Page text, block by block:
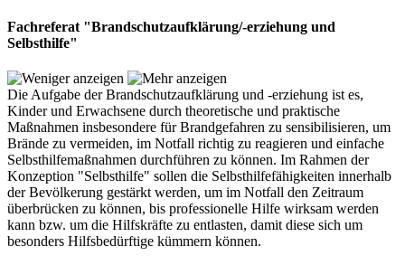
Fachreferat "Brandschutzaufklärung/-erziehung und
Selbsthilfe"
Die Aufgabe der Brandschutzaufklärung und -erziehung ist es,
Kinder und Erwachsene durch theoretische und praktische
Maßnahmen insbesondere für Brandgefahren zu sensibilisieren, um
Brände zu vermeiden, im Notfall richtig zu reagieren und einfache
Selbsthilfemaßnahmen durchführen zu können. Im Rahmen der
Konzeption "Selbsthilfe" sollen die Selbsthilfefähigkeiten innerhalb
der Bevölkerung gestärkt werden, um im Notfall den Zeitraum
überbrücken zu können, bis professionelle Hilfe wirksam werden
kann bzw. um die Hilfskräfte zu entlasten, damit diese sich um
besonders Hilfsbedürftige kümmern können.